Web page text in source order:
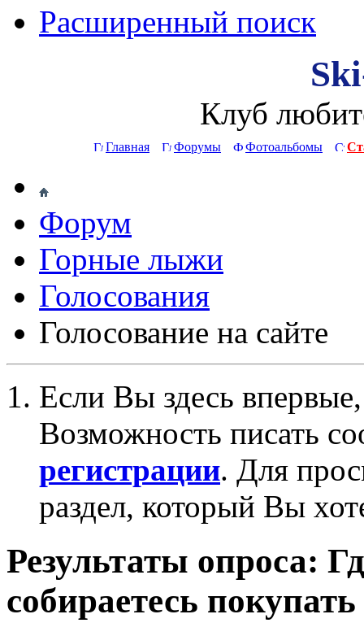
Расширенный поиск
Клуб
Главная Форумы Фотоальбомы
Форум
Горные лыжи
Голосования
Голосование на сайте
Если Вы здесь
Возможность писать
регистрации. Для
раздел, который Вы
Результаты опроса:
собираетесь